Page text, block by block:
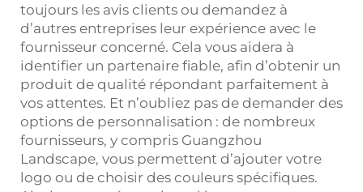
toujours les avis clients ou demandez à
d’autres entreprises leur expérience avec le
fournisseur concerné. Cela vous aidera à
identifier un partenaire fiable, afin d’obtenir un
produit de qualité répondant parfaitement à
vos attentes. Et n’oubliez pas de demander des
options de personnalisation : de nombreux
fournisseurs, y compris Guangzhou
Landscape, vous permettent d’ajouter votre
logo ou de choisir des couleurs spécifiques.